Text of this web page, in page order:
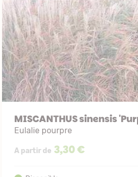
MISCANTHUS sinensis
Eulalie pourpre
A partir de 3,30 €